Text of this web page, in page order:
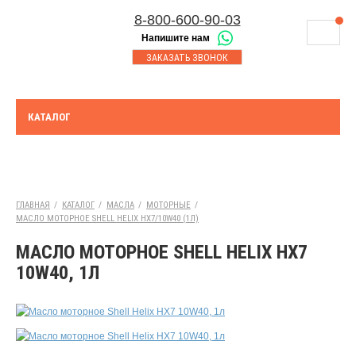
8-800-600-90-03
Напишите нам
ЗАКАЗАТЬ ЗВОНОК
Корзина
ОПЛАТА
ЮРИДИЧЕСКИМ ЛИЦАМ
КОНТАКТЫ
АКЦИИ
8-843-230-17-45
Казань
Набережные Челны
КАТАЛОГ
ГЛАВНАЯ / КАТАЛОГ / МАСЛА / МОТОРНЫЕ /
МАСЛО МОТОРНОЕ SHELL HELIX HX7/10W40 (1Л)
МАСЛО МОТОРНОЕ SHELL HELIX HX7
10W40, 1Л